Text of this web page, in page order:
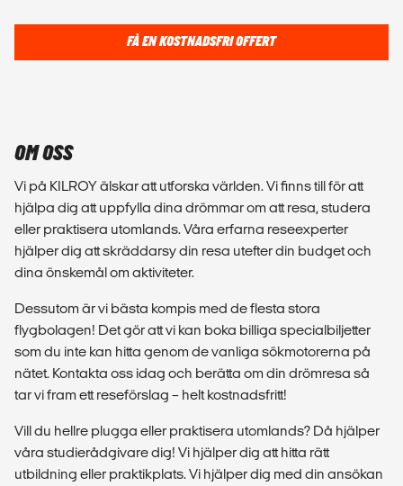
FÅ EN KOSTNADSFRI OFFERT
OM OSS
Vi på KILROY älskar att utforska världen. Vi finns till för att
hjälpa dig att uppfylla dina drömmar om att resa, studera
eller praktisera utomlands. Våra erfarna reseexperter
hjälper dig att skräddarsy din resa utefter din budget och
dina önskemål om aktiviteter.
Dessutom är vi bästa kompis med de flesta stora
flygbolagen! Det gör att vi kan boka billiga specialbiljetter
som du inte kan hitta genom de vanliga sökmotorerna på
nätet. Kontakta oss idag och berätta om din drömresa så
tar vi fram ett reseförslag – helt kostnadsfritt!
Vill du hellre plugga eller praktisera utomlands? Då hjälper
våra studierådgivare dig! Vi hjälper dig att hitta rätt
utbildning eller praktikplats. Vi hjälper dig med din ansökan